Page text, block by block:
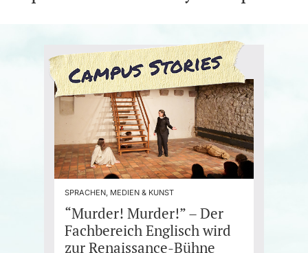
SPRACHEN, MEDIEN & KUNST
“Murder! Murder!” – Der
Fachbereich Englisch wird
zur Renaissance-Bühne